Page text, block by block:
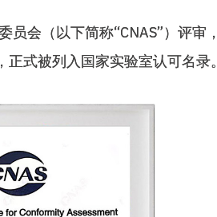
会（以下简称“CNAS”）评审，
式被列入国家实验室认可名录。